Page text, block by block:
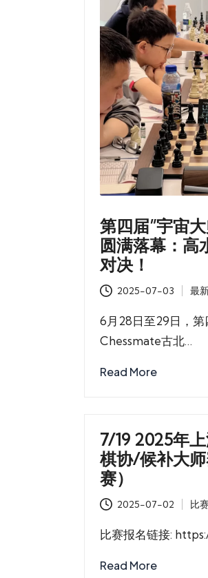
俱
乐
部
第四届”宇宙
圆满落幕：高
对决！
2025-07-03
in
最
6月28日至29日，第
Chessmate古北…
Read More
7/19 2025年
棋协/候补大
赛）
2025-07-02
in
比
比赛报名链接:
Read More